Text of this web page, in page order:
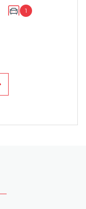
1